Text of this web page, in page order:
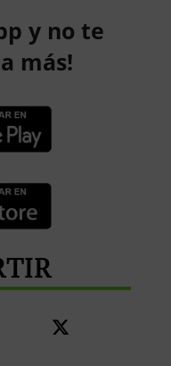
y no te
más!